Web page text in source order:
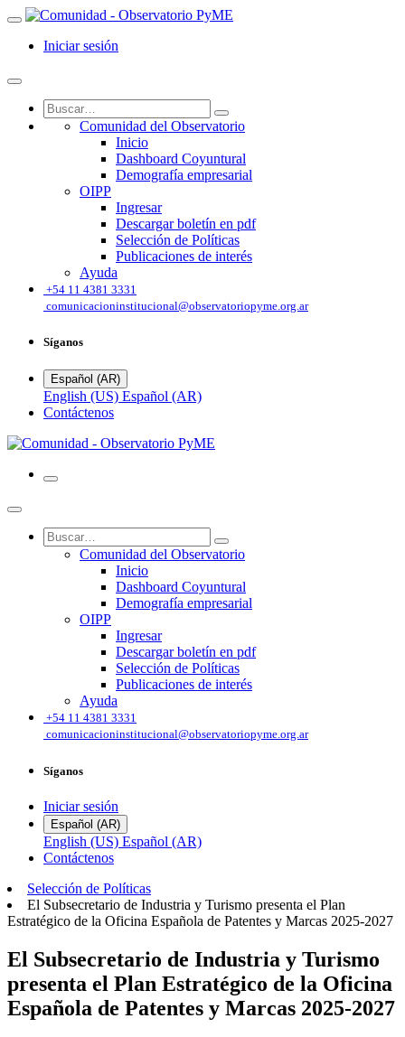
Iniciar sesión
Comunidad del Observatorio
Inicio
Dashboard Coyuntural
Demografía empresarial
OIPP
Ingresar
Descargar boletín en pdf
Selección de Políticas
Publicaciones de interés
Ayuda
+54 11 4381 3331
comunicacioninstitucional@observatoriopyme.org.ar
Síganos
Español (AR)
English (US) Español (AR)
Contáctenos
Comunidad del Observatorio
Inicio
Dashboard Coyuntural
Demografía empresarial
OIPP
Ingresar
Descargar boletín en pdf
Selección de Políticas
Publicaciones de interés
Ayuda
+54 11 4381 3331
comunicacioninstitucional@observatoriopyme.org.ar
Síganos
Iniciar sesión
Español (AR)
English (US) Español (AR)
Contáctenos
Selección de Políticas
El Subsecretario de Industria y Turismo presenta el Plan
Estratégico de la Oficina Española de Patentes y Marcas 2025-2027
El Subsecretario de Industria y Turismo
presenta el Plan Estratégico de la Oficina
Española de Patentes y Marcas 2025-2027